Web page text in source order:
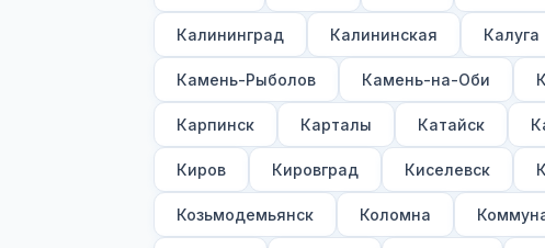
Калининград Калининская Калуга
Камень-Рыболов Камень-на-Оби
Карпинск Карталы Катайск
Киров Кировград Киселевск
Козьмодемьянск Коломна